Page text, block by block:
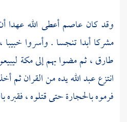
وقد كان عاصمأعطى الله
مشركا أبدا تنجسا . وأسروا خبيبا ،
طارق ،ثم مضوا بهم إلىمكة
انتزععبد اللهيده من القران ثم
فرموه بالحجارة حتى قتلوه ، فقبره